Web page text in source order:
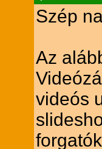
Szép
Az
videós